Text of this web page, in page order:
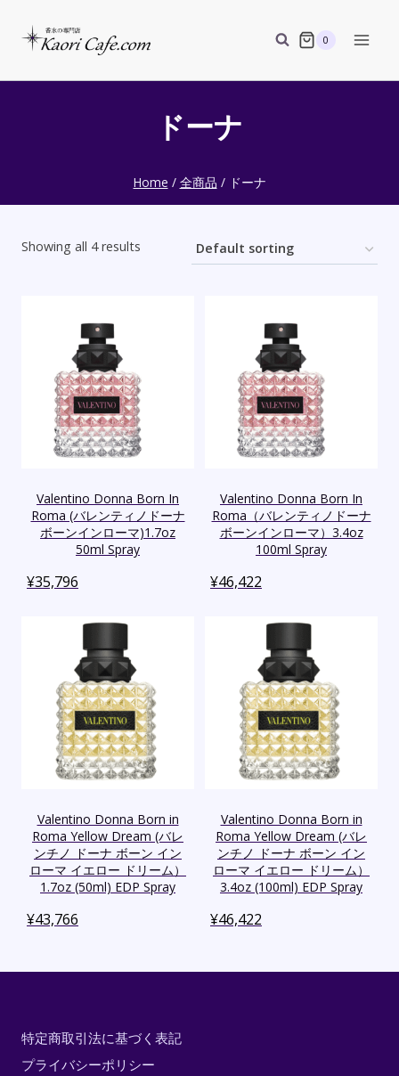
0
ドーナ
Home / 全商品 / ドーナ
Showing all 4 results
Valentino Donna Born In
Roma (バレンティノドーナ
ボーンインローマ)1.7oz
50ml Spray
¥35,796
Valentino Donna Born In
Roma（バレンティノドーナ
ボーンインローマ）3.4oz
100ml Spray
¥46,422
Valentino Donna Born in
Roma Yellow Dream (バレ
ンチノ ドーナ ボーン イン
ローマ イエロー ドリーム）
1.7oz (50ml) EDP Spray
¥43,766
Valentino Donna Born in
Roma Yellow Dream (バレ
ンチノ ドーナ ボーン イン
ローマ イエロー ドリーム）
3.4oz (100ml) EDP Spray
¥46,422
特定商取引法に基づく表記
プライバシーポリシー